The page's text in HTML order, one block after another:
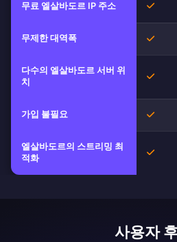
무료 엘살바도르 IP 주소 예
무제한 대역폭 예
다수의 엘살바도르 서버 위
치
예
가입 불필요 예
엘살바도르의 스트리밍 최
적화
예
사용자